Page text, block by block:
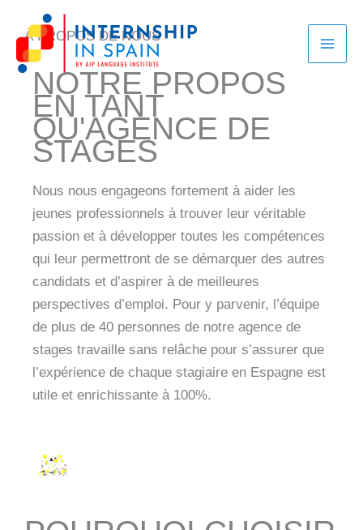
contenu
À PROPOS DE NOUS
NOTRE PROPOS
EN TANT
QU'AGENCE DE
STAGES
Nous nous engageons fortement à aider les
jeunes professionnels à trouver leur véritable
passion et à développer toutes les compétences
qui leur permettront de se démarquer des autres
candidats et d’aspirer à de meilleures
perspectives d’emploi. Pour y parvenir, l’équipe
de plus de 40 personnes de notre agence de
stages travaille sans relâche pour s’assurer que
l’expérience de chaque stagiaire en Espagne est
utile et enrichissante à 100%.